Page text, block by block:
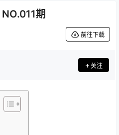
期
前往下载
关注